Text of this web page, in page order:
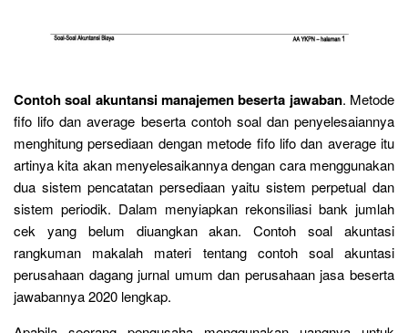
Contoh soal akuntansi manajemen beserta jawaban. Metode
fifo lifo dan average beserta contoh soal dan penyelesaiannya
menghitung persediaan dengan metode fifo lifo dan average itu
artinya kita akan menyelesaikannya dengan cara menggunakan
dua sistem pencatatan persediaan yaitu sistem perpetual dan
sistem periodik. Dalam menyiapkan rekonsiliasi bank jumlah
cek yang belum diuangkan akan. Contoh soal akuntasi
rangkuman makalah materi tentang contoh soal akuntasi
perusahaan dagang jurnal umum dan perusahaan jasa beserta
jawabannya 2020 lengkap.